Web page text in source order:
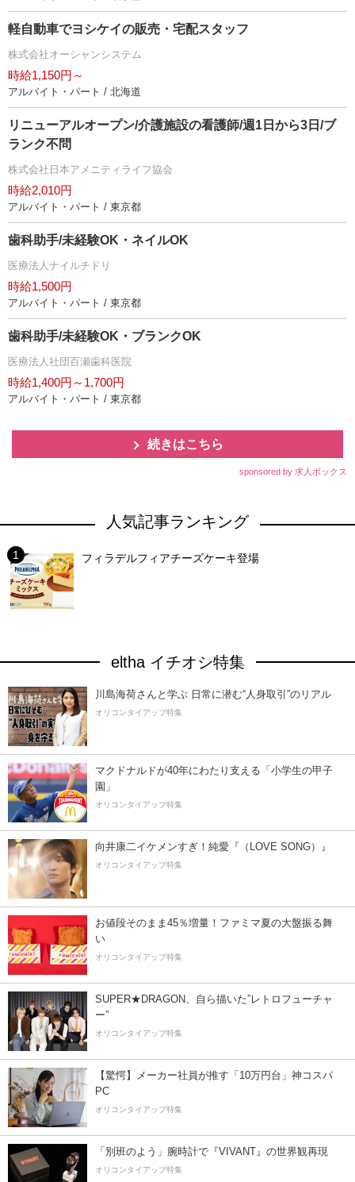
軽自動車でヨシケイの販売・宅配スタッフ
株式会社オーシャンシステム
時給1,150円～
アルバイト・パート / 北海道
リニューアルオープン/介護施設の看護師/週1日から3日/ブ
ランク不問
株式会社日本アメニティライフ協会
時給2,010円
アルバイト・パート / 東京都
歯科助手/未経験OK・ネイルOK
医療法人ナイルチドリ
時給1,500円
アルバイト・パート / 東京都
歯科助手/未経験OK・ブランクOK
医療法人社団百瀬歯科医院
時給1,400円～1,700円
アルバイト・パート / 東京都
続きはこちら
sponsored by 求人ボックス
人気記事ランキング
フィラデルフィアチーズケーキ登場
eltha イチオシ特集
川島海荷さんと学ぶ 日常に潜む“人身取引”のリアル
オリコンタイアップ特集
マクドナルドが40年にわたり支える「小学生の甲子
園」
オリコンタイアップ特集
向井康二イケメンすぎ！純愛『（LOVE SONG）』
オリコンタイアップ特集
お値段そのまま45％増量！ファミマ夏の大盤振る舞
い
オリコンタイアップ特集
SUPER★DRAGON、自ら描いた”レトロフューチャ
ー”
オリコンタイアップ特集
【驚愕】メーカー社員が推す「10万円台」神コスパ
PC
オリコンタイアップ特集
「別班のよう」腕時計で『VIVANT』の世界観再現
オリコンタイアップ特集